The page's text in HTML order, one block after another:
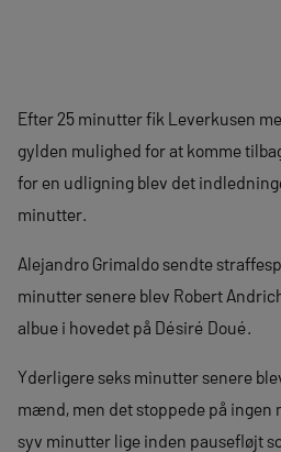
Efter 25 minutter fik Leverkusen
gylden mulighed for at komme
for en udligning blev det
minutter.
Alejandro Grimaldo sendte
minutter senere blev Robert
albue i hovedet på Désiré Doué.
Yderligere seks minutter senere
mænd, men det stoppede på ingen
syv minutter lige inden pausefløjt